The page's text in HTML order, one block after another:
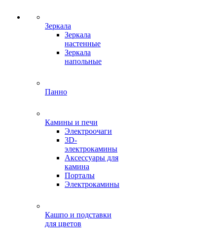
Зеркала
Зеркала
настенные
Зеркала
напольные
Панно
Камины и печи
Электроочаги
3D-
электрокамины
Аксессуары для
камина
Порталы
Электрокамины
Кашпо и подставки
для цветов